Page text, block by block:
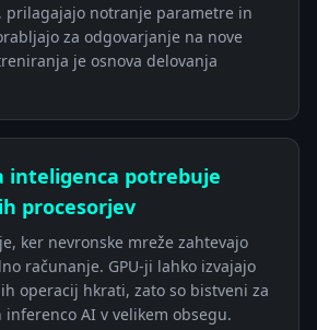
prilagajajo notranje parametre in
za odgovarjanje na nove
je osnova delovanja
inteligenca potrebuje
procesorjev
ker nevronske mreže zahtevajo
računanje. GPU-ji lahko izvajajo
operacij hkrati, zato so bistveni za
AI v velikem obsegu.